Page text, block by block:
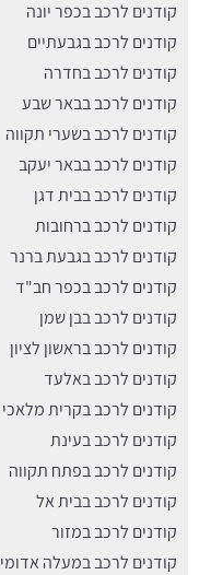
קודנים לרכב בכפר יונה
קודנים לרכב בגבעתיים
קודנים לרכב בחדרה
קודנים לרכב בבאר שבע
קודנים לרכב בשערי תקווה
קודנים לרכב בבאר יעקב
קודנים לרכב בבית דגן
קודנים לרכב ברחובות
קודנים לרכב בגבעת ברנר
קודנים לרכב בכפר חב"ד
קודנים לרכב בבן שמן
קודנים לרכב בראשון לציון
קודנים לרכב באלעד
קודנים לרכב בקרית מלאכי
קודנים לרכב בעינת
קודנים לרכב בפתח תקווה
קודנים לרכב בבית אל
קודנים לרכב במזור
קודנים לרכב במעלה